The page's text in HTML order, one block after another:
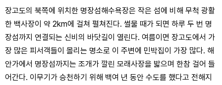
장고도의 북쪽에 위치한 명장섬해수욕장은 작은 섬에 비해 무척 광활
한 백사장이 약 2km에 걸쳐 펼쳐진다. 썰물 때가 되면 하루 두 번 명
장섬까지 연결되는 신비의 바닷길이 열린다. 여름이면 장고도에서 가
장 많은 피서객들이 몰리는 명소로 이 주변에 민박집이 가장 많다. 해
안가에서 명장섬까지는 조개가 깔린 모래사장을 밟으며 한참 걸어 들
어간다. 이무기가 승천하기 위해 백여 년 동안 수도를 했다고 전해지